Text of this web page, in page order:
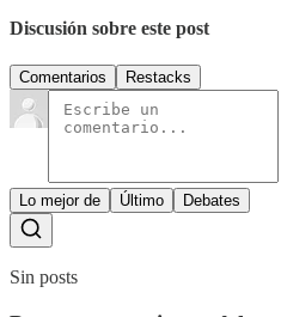
Discusión sobre este post
Comentarios Restacks
Lo mejor de Último Debates
Sin posts